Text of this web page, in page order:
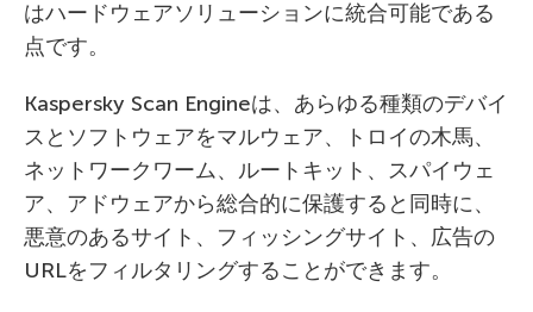
はハードウェアソリューションに統合可能である
点です。
Kaspersky Scan Engineは、あらゆる種類のデバイ
スとソフトウェアをマルウェア、トロイの木馬、
ネットワークワーム、ルートキット、スパイウェ
ア、アドウェアから総合的に保護すると同時に、
悪意のあるサイト、フィッシングサイト、広告の
URLをフィルタリングすることができます。